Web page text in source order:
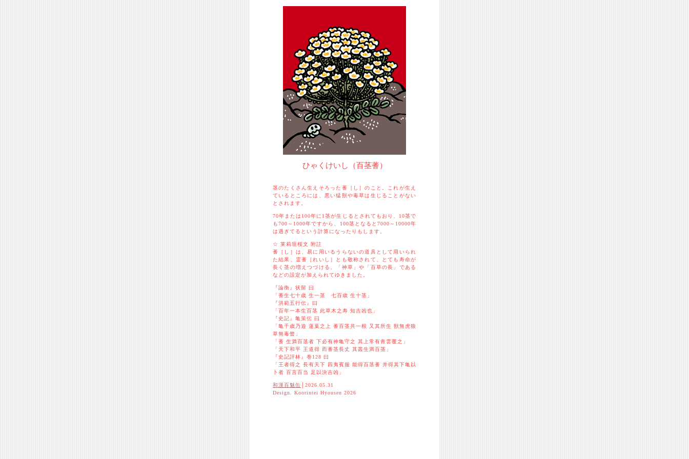
ひゃくけいし（百茎蓍）
茎のたくさん生えそろった蓍［し］のこと。これが生え
ているところには、悪い猛獣や毒草は生じることがない
とされます。
70年または100年に1茎が生じるとされてもおり、10茎で
も700～1000年ですから、100茎となると7000～10000年
は過ぎてるという計算になったりもします。
☆ 莱莉垣桜文 附註
蓍［し］は、易に用いるうらないの道具として用いられ
た結果、霊蓍［れいし］とも敬称されて、とても寿命が
長く茎の増えつづける、「神草」や「百草の長」である
などの設定が加えられてゆきました。
『論衡』状留 曰
「蓍生七十歳 生一茎 七百歳 生十茎」
『洪範五行伝』曰
「百年一本生百茎 此草木之寿 知吉凶也」
『史記』亀策伝 曰
「亀千歳乃遊 蓮葉之上 蓍百茎共一根 又其所生 獣無虎狼
草無毒螫」
「蓍 生満百茎者 下必有神亀守之 其上常有青雲覆之」
「天下和平 王道得 而蓍茎長丈 其叢生満百茎」
『史記評林』巻128 曰
「王者得之 長有天下 四夷賓服 能得百茎蓍 并得其下亀以
卜者 百言百当 足以決吉凶」
和漢百魅缶 │2026.05.31
Design. Koorintei Hyousen 2026